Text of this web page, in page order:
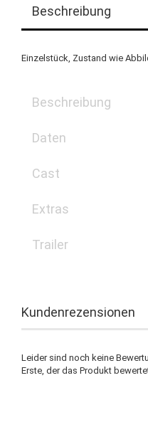
Beschreibung
Einzelstück, Zustand wie
Beschreibung
Daten
Cast
Extras
Trailer
Kundenrezensionen
Leider sind noch keine
Erste, der das Produkt